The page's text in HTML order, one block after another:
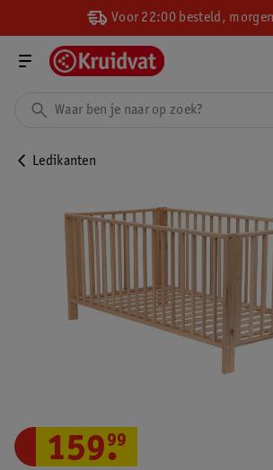
Voor 22:00 besteld,
Ledikanten
159.
99